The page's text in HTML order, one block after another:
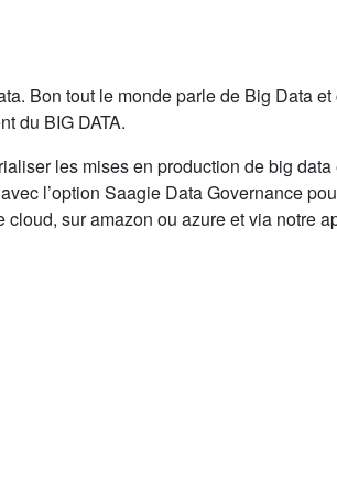
Bon tout le monde parle de Big Data et
du BIG DATA.
les mises en production de big
l’option Saagie Data Governance
cloud, sur amazon ou azure et via notre